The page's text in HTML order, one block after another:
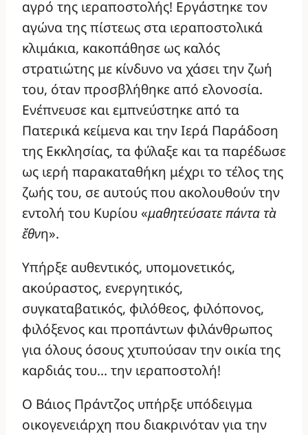
αγρό της ιεραποστολής! Εργάστηκε τον
αγώνα της πίστεως στα ιεραποστολικά
κλιμάκια, κακοπάθησε ως καλός
στρατιώτης με κίνδυνο να χάσει την ζωή
του, όταν προσβλήθηκε από ελονοσία.
Ενέπνευσε και εμπνεύστηκε από τα
Πατερικά κείμενα και την Ιερά Παράδοση
της Εκκλησίας, τα φύλαξε και τα παρέδωσε
ως ιερή παρακαταθήκη μέχρι το τέλος της
ζωής του, σε αυτούς που ακολουθούν την
εντολή του Κυρίου «μαθητεύσατε πάντα τὰ
ἔθνη».
Υπήρξε αυθεντικός, υπομονετικός,
ακούραστος, ενεργητικός,
συγκαταβατικός, φιλόθεος, φιλόπονος,
φιλόξενος και προπάντων φιλάνθρωπος
για όλους όσους χτυπούσαν την οικία της
καρδιάς του… την ιεραποστολή!
Ο Βάιος Πράντζος υπήρξε υπόδειγμα
οικογενειάρχη που διακρινόταν για την